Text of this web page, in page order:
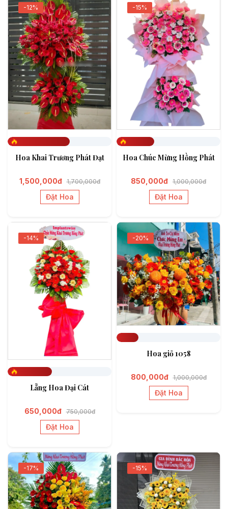
-12%
Hoa Khai Trương Phát Đạt
1,500,000đ 1,700,000đ
Đặt Hoa
-15%
Hoa Chúc Mừng Hồng Phát
850,000đ 1,000,000đ
Đặt Hoa
-14%
Lẵng Hoa Đại Cát
650,000đ 750,000đ
Đặt Hoa
-20%
Hoa giỏ 1058
800,000đ 1,000,000đ
Đặt Hoa
-17% -15%